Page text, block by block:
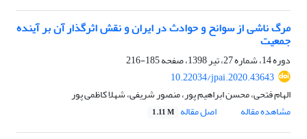
مرگ ناشی از سوانح و حوادث در ایران و نقش اثرگذار آن بر آینده
جمعیت
دوره 14، شماره 27، تیر 1398، صفحه
185-216
10.22034/jpai.2020.43643
الهام فتحی، محسن ابراهیم پور، منصور شریفی، شهلا کاظمی پور
مشاهده مقاله
اصل مقاله 1.11 M